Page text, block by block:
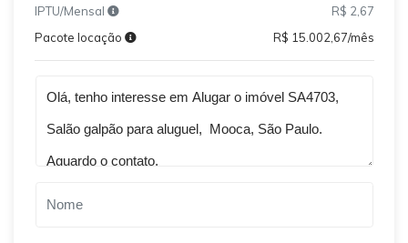
IPTU/Mensal
R$ 2,67
Pacote locação
R$ 15.002,67/mês